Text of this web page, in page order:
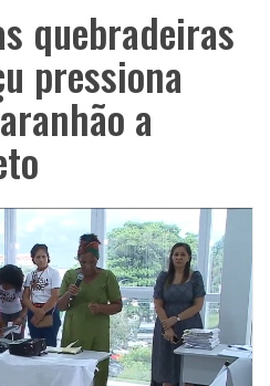
quebradeiras
pressiona
a